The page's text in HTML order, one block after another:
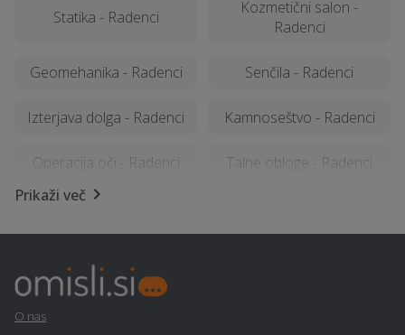
Statika - Radenci
Kozmetični salon -
Radenci
Geomehanika - Radenci Senčila - Radenci
Izterjava dolga - Radenci Kamnoseštvo - Radenci
Operacija oči - Radenci Talne obloge - Radenci
Montaža knaufa - Radenci
Prikaži več
O nas